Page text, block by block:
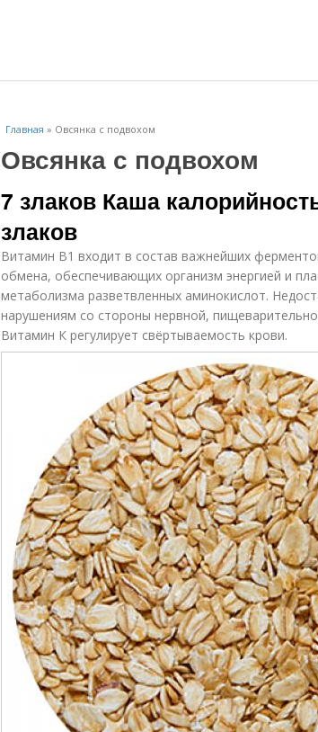
Главная » Овсянка с подвохом
Овсянка с подвохом
7 злаков Каша
злаков
Витамин В1 входит в состав важнейших
обмена, обеспечивающих организм энергией и
метаболизма разветвленных аминокислот.
нарушениям со стороны нервной,
Витамин К регулирует свёртываемость крови.